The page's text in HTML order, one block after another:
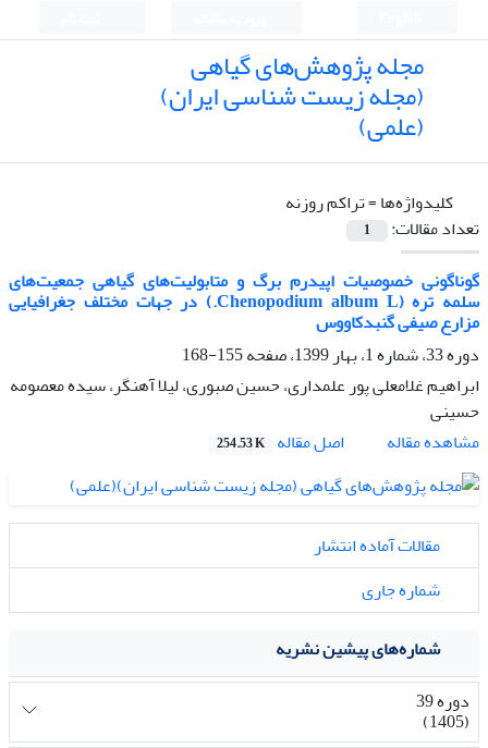
مجله پژوهش‌های گیاهی
(مجله زیست شناسی ایران)
(علمی)
کلیدواژه‌ها =تراکم روزنه
تعداد مقالات:
1
گوناگونی خصوصیات اپیدرم برگ و متابولیت‌های گیاهی جمعیت‌های
سلمه تره (Chenopodium album L.) در جهات مختلف جغرافیایی
مزارع صیفی گنبدکاووس
دوره 33، شماره 1، بهار 1399، صفحه
155-168
ابراهیم غلامعلی پور علمداری، حسین صبوری، لیلا آهنگر، سیده معصومه
حسینی
مشاهده مقاله
اصل مقاله 254.53 K
مقالات آماده انتشار
شماره جاری
شماره‌های پیشین نشریه
دوره 39
(1405)